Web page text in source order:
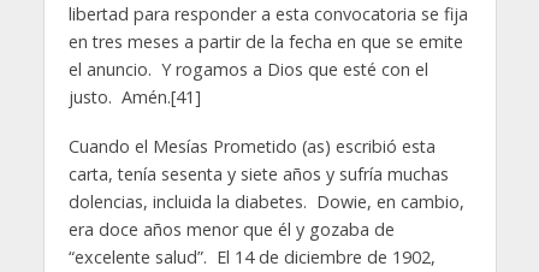
libertad para responder a esta convocatoria se fija
en tres meses a partir de la fecha en que se emite
el anuncio. Y rogamos a Dios que esté con el
justo. Amén.[41]
Cuando el Mesías Prometido (as) escribió esta
carta, tenía sesenta y siete años y sufría muchas
dolencias, incluida la diabetes. Dowie, en cambio,
era doce años menor que él y gozaba de
“excelente salud”. El 14 de diciembre de 1902,